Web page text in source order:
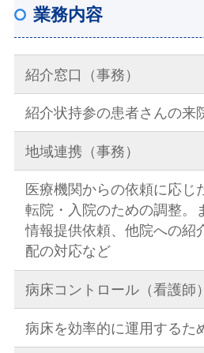
業務内容
紹介窓口（事務）
紹介状持参の患者さんの来
地域連携（事務）
医療機関からの依頼に応じ
転院・入院のための調整。
情報提供依頼、他院への紹
配の対応など
病床コントロール（看護師）
病床を効率的に運用するた